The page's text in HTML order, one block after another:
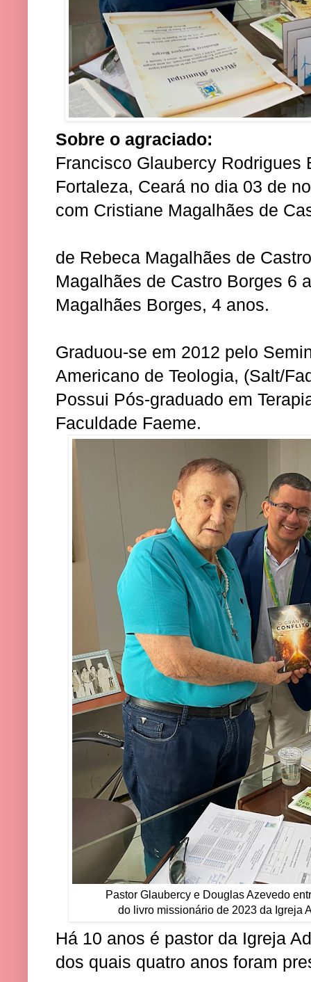
Sobre o agraciado:
Francisco Glaubercy Rodrigues
Fortaleza, Ceará no dia 03 de
com Cristiane Magalhães de
de Rebeca Magalhães de
Magalhães de Castro Borges 6
Magalhães Borges, 4 anos.
Graduou-se em 2012 pelo
Americano de Teologia, (Salt/
Possui Pós-graduado em
Faculdade Faeme.
Pastor Glaubercy e Douglas Azevedo
do livro missionário de 2023 da Igreja
Há 10 anos é pastor da Igreja
dos quais quatro anos foram